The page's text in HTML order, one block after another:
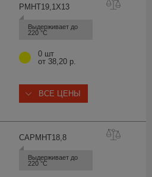
PMHT19,1X13
Выдерживает до
220 °С
0 шт
от 38,20 р.
ВСЕ ЦЕНЫ
CAPMHT18,8
Выдерживает до
220 °С